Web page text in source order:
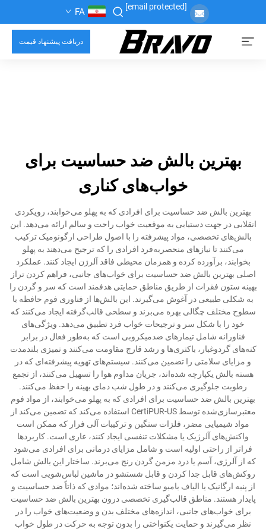
[email protected]
FA
دریافت پیشنهاد قیمت
بهترین بالش ضد حساسیت برای
خواب‌های کناری
بهترین بالش ضد حساسیت برای افرادی که به پهلو می‌خوابند، رویکردی
انقلابی در جهت دستیابی به موقعیت خواب راحت و سالم ارائه می‌دهد. این
بالش‌های تخصصی، مواد پیشرفته را با اصول طراحی ارگونومیک ترکیب
می‌کنند تا نیازهای منحصربه‌فرد افرادی را که ترجیح می‌دهند به پهلو
بخوابند، برآورده کرده و همزمان محیطی فاقد آلرژن ایجاد کنند. عملکرد
اصلی بهترین بالش ضد حساسیت برای خواب‌های جانبی، فراهم کردن تراز
بهینه ستون فقرات از طریق مناطق حمایتی هدفمند است که سر و گردن را
به شکلی طبیعی در آغوش می‌گیرند. این بالش‌ها از فناوری فوم حافظه با
سطوح مختلف چگالی بهره می‌برند و سطحی قالب‌گرفته ایجاد می‌کنند که
خود را با شکل سر و ترجیحات خواب فرد تطبیق می‌دهد. ویژگی‌های
فناورانه شامل تیمارهای ضدمیکروبی است که به‌طور فعال در برابر
کنه‌های گردوغبار، باکتری‌ها و رشد قارچ مقاومت می‌کنند و تمیزی بلندمدت
و مزایای سلامتی را تضمین می‌کنند. سیستم‌های تهویه پیشرفته‌ای که در
هسته بالش یکپارچه شده‌اند، جریان مداوم هوا را تسهیل می‌کنند، از تجمع
رطوبت جلوگیری می‌کنند و در طول شب دمای بهینه را حفظ می‌کنند.
بهترین بالش ضد حساسیت برای افرادی که به پهلو می‌خوابند، از مواد فوم
معتبرسازی‌شده توسط CertiPUR-US استفاده می‌کند که تضمین می‌کند از
مواد شیمیایی مضر، فلزات سنگین و ترکیبات آلی فرار که ممکن است
واکنش‌های آلرژیک یا مشکلات تنفسی ایجاد کنند، عاری است. کاربردها
فراتر از راحتی اولیه است و شامل مزایای درمانی برای افرادی می‌شود
که از آلرژی، آسم یا درد مزمن گردن رنج می‌برند. ساختار این بالش شامل
روکش‌های قابل جدا کردن و قابل شستشو در ماشین لباس‌شویی است که
از پنبه ارگانیک یا الیاف بامبو ساخته شده‌اند؛ موادی که ذاتاً ضد حساسیت و
پایدار هستند. مناطق قالب‌گیری تخصصی درون بهترین بالش ضد حساسیت
برای خواب‌های جانبی، اندازه‌های مختلف بدن و وضعیت‌های خواب را در
نظر می‌گیرند و حمایت یکنواختی را بدون توجه به حرکت در طول خواب